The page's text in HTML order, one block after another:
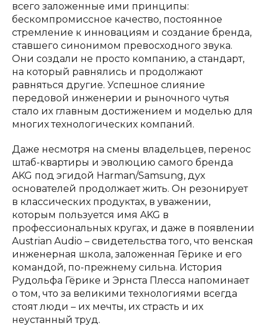
всего заложенные ими принципы:
бескомпромиссное качество, постоянное
стремление к инновациям и создание бренда,
ставшего синонимом превосходного звука.
Они создали не просто компанию, а стандарт,
на который равнялись и продолжают
равняться другие. Успешное слияние
передовой инженерии и рыночного чутья
стало их главным достижением и моделью для
многих технологических компаний.
Даже несмотря на смены владельцев, перенос
штаб-квартиры и эволюцию самого бренда
AKG под эгидой Harman/Samsung, дух
основателей продолжает жить. Он резонирует
в классических продуктах, в уважении,
которым пользуется имя AKG в
профессиональных кругах, и даже в появлении
Austrian Audio – свидетельства того, что венская
инженерная школа, заложенная Гёрике и его
командой, по-прежнему сильна. История
Рудольфа Гёрике и Эрнста Плесса напоминает
о том, что за великими технологиями всегда
стоят люди – их мечты, их страсть и их
неустанный труд.